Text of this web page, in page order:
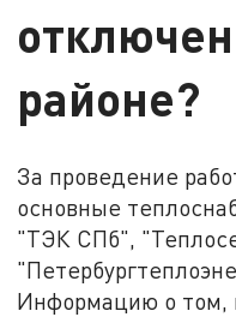
районе?
За проведение
основные
"ТЭК СПб",
Информацию о том,